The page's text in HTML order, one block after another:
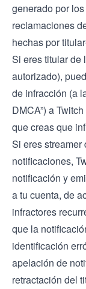
generado por
reclamaciones
hechas por
Si eres titular de
autorizado),
de infracción (a
DMCA”) a
que creas que
Si eres streamer
notificaciones,
notificación y
a tu cuenta, de
infractores
que la
identificación
apelación de
retractación del